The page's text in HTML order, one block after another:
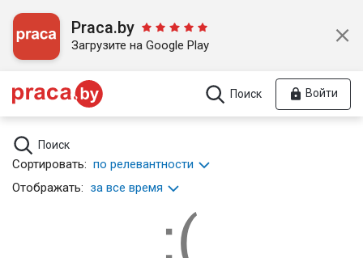
Praca.by
Загрузите на Google Play
Поиск Войти
Поиск
Сортировать: по релевантности
Отображать: за все время